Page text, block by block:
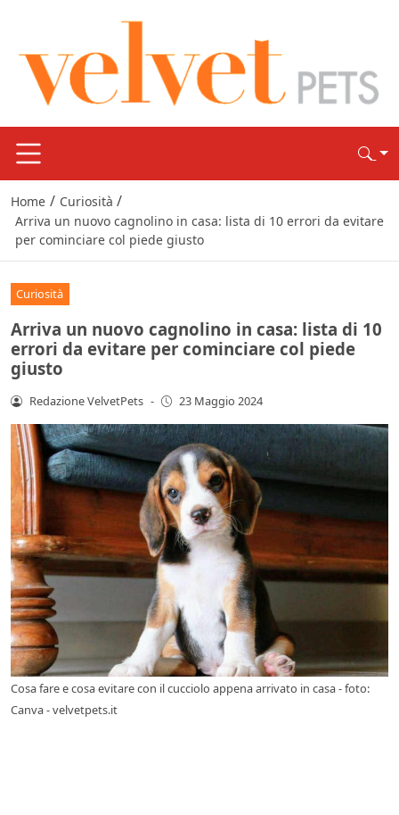
Home / Curiosità /
Arriva un nuovo cagnolino in casa: lista di 10 errori da evitare
per cominciare col piede giusto
Curiosità
Arriva un nuovo cagnolino in casa: lista di 10
errori da evitare per cominciare col piede
giusto
Redazione VelvetPets - 23 Maggio 2024
Cosa fare e cosa evitare con il cucciolo appena arrivato in casa - foto:
Canva - velvetpets.it